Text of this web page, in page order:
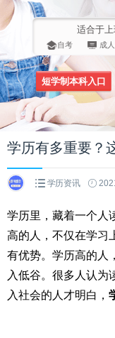
适合于
自考 成
短学制本科入口
学历有多重要？
学历资讯
学历里，藏着一个人
高的人，不仅在学习
有优势。学历高的人
入低谷。很多人认为
入社会的人才明白，